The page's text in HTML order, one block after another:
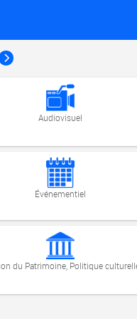
Audiovisuel
Événementiel
du Patrimoine, Politique